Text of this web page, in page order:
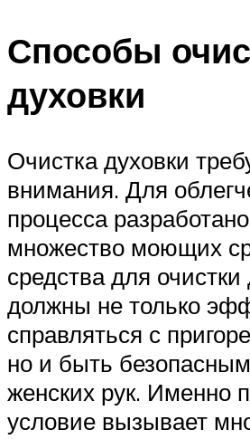
Способы
духовки
Очистка духовки
внимания. Для
процесса
множество моющих
средства для очистки
должны не только
справляться с
но и быть
женских рук. Именно
условие вызывает